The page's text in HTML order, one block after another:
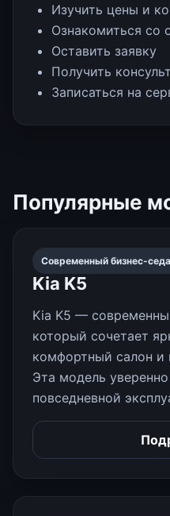
Изучить цены и
Ознакомиться со
Оставить заявку
Получить
Записаться на
Популярные
Современный бизнес-
Kia K5
Kia K5 —
который сочетает
комфортный салон и
Эта модель
повседневной